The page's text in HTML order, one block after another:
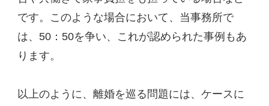
です。このような場合において、当事務所で
は、50：50を争い、これが認められた事例もあ
ります。
以上のように、離婚を巡る問題には、ケースに